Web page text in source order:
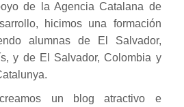
de la Agencia Catalana de
hicimos una formación
alumnas de El Salvador,
y de El Salvador, Colombia y
un blog atractivo e